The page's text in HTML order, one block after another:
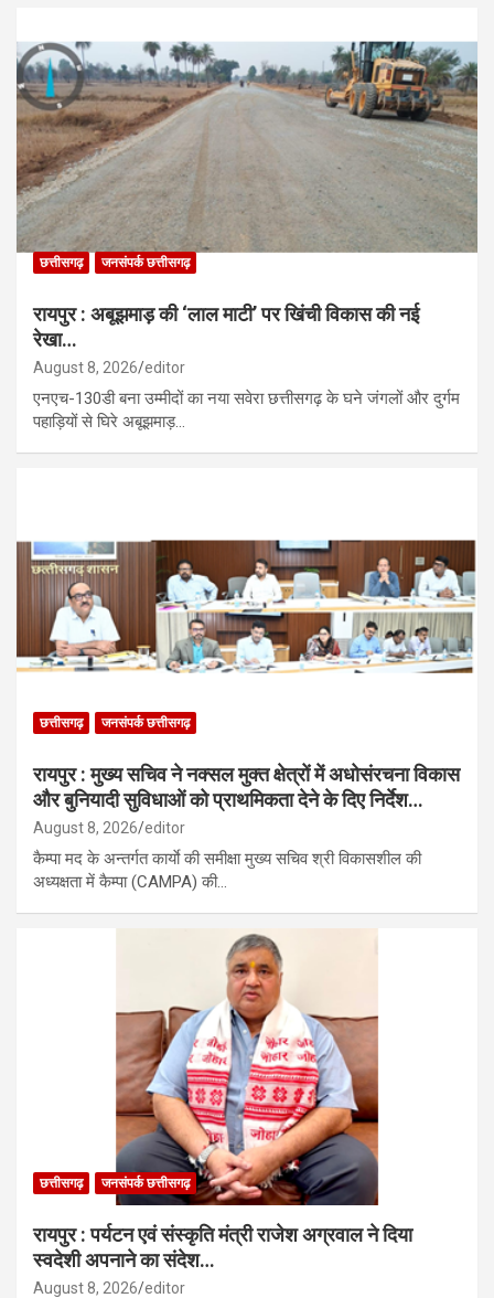
छत्तीसगढ़ जनसंपर्क छत्तीसगढ़
रायपुर : अबूझमाड़ की ‘लाल माटी’ पर खिंची विकास की नई
रेखा…
August 8, 2026 editor
एनएच-130डी बना उम्मीदों का नया सवेरा छत्तीसगढ़ के घने जंगलों और दुर्गम
पहाड़ियों से घिरे अबूझमाड़…
छत्तीसगढ़ जनसंपर्क छत्तीसगढ़
रायपुर : मुख्य सचिव ने नक्सल मुक्त क्षेत्रों में अधोसंरचना विकास
और बुनियादी सुविधाओं को प्राथमिकता देने के दिए निर्देश…
August 8, 2026 editor
कैम्पा मद के अन्तर्गत कार्याे की समीक्षा मुख्य सचिव श्री विकासशील की
अध्यक्षता में कैम्पा (CAMPA) की…
छत्तीसगढ़ जनसंपर्क छत्तीसगढ़
रायपुर : पर्यटन एवं संस्कृति मंत्री राजेश अग्रवाल ने दिया
स्वदेशी अपनाने का संदेश…
August 8, 2026 editor